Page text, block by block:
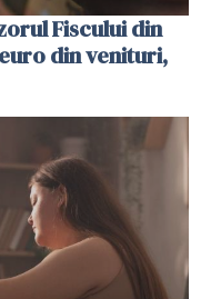
Fiscului din
din venituri,